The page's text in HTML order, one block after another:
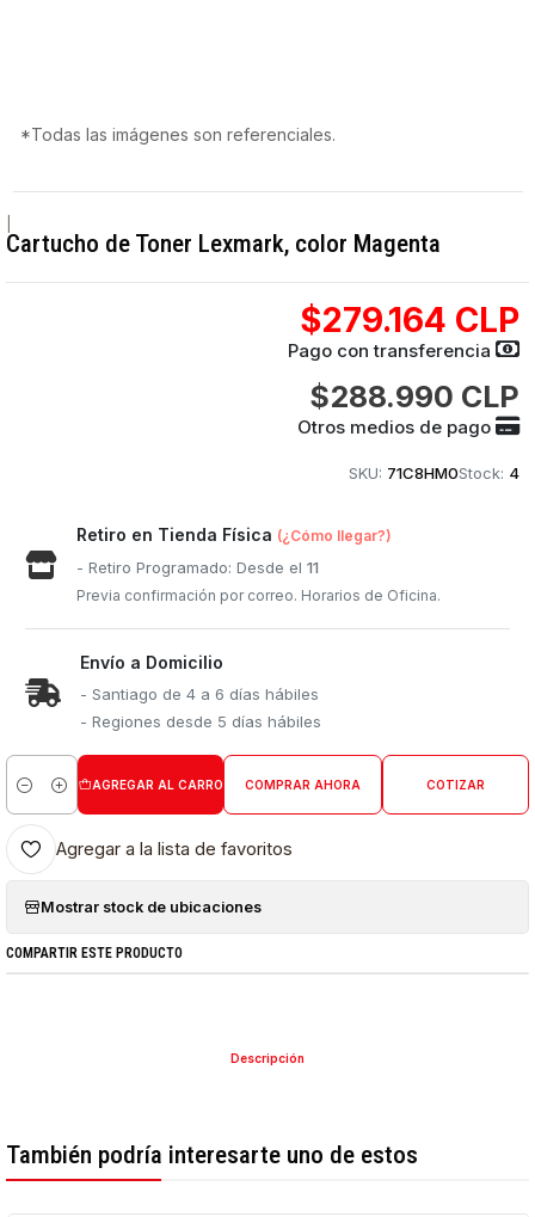
*Todas las imágenes son referenciales.
Cartucho de Toner Lexmark, color Magenta
$279.164 CLP
Pago con transferencia
$288.990 CLP
Otros medios de pago
SKU: 71C8HM0Stock: 4
Retiro en Tienda Física (¿Cómo llegar?)
- Retiro Programado: Desde el11
Previa confirmación por correo. Horarios de Oficina.
Envío a Domicilio
- Santiago de 4 a 6 días hábiles
- Regiones desde 5 días hábiles
Cantidad
AGREGAR AL CARRO COMPRAR AHORA COTIZAR
Agregar a la lista de favoritos
Mostrar stock de ubicaciones
COMPARTIR ESTE PRODUCTO
Descripción
También podría interesarte uno de estos